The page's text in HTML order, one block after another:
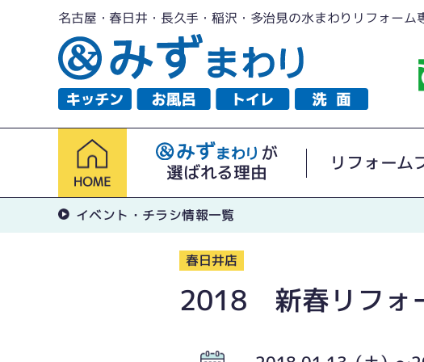
名古屋・春日井・長久手・稲沢・多治見の水まわりリフォーム
が
選ばれる理由
リフォーム
イベント・チラシ情報一覧
春日井店
2018 新春リフォ